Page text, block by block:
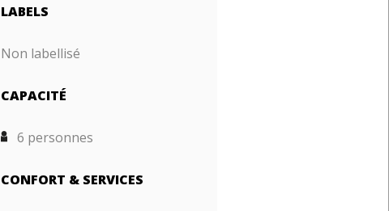
LABELS
Non labellisé
CAPACITÉ
6 personnes
CONFORT & SERVICES